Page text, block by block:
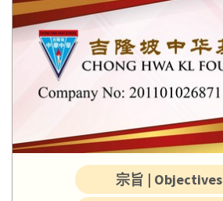
宗旨 | Objectives